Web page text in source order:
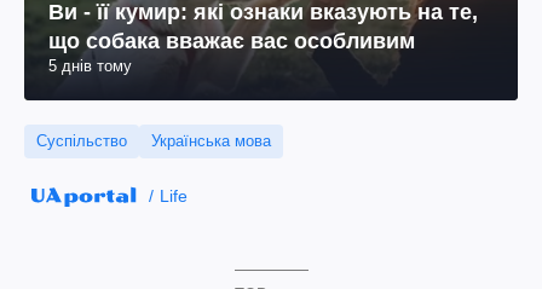
Ви - її кумир: які ознаки вказують на те,
що собака вважає вас особливим
5 днів тому
Суспільство Українська мова
Life